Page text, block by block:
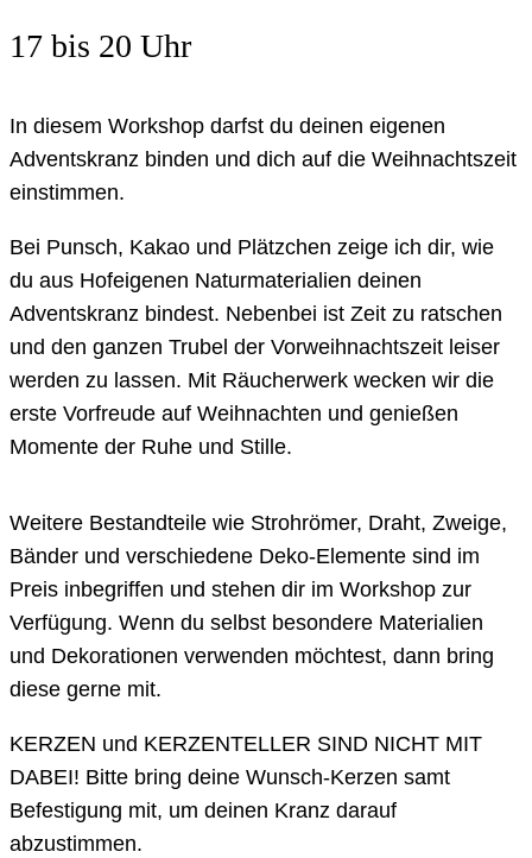
17 bis 20 Uhr
In diesem Workshop darfst du deinen eigenen
Adventskranz binden und dich auf die Weihnachtszeit
einstimmen.
Bei Punsch, Kakao und Plätzchen zeige ich dir, wie
du aus Hofeigenen Naturmaterialien deinen
Adventskranz bindest. Nebenbei ist Zeit zu ratschen
und den ganzen Trubel der Vorweihnachtszeit leiser
werden zu lassen. Mit Räucherwerk wecken wir die
erste Vorfreude auf Weihnachten und genießen
Momente der Ruhe und Stille.
Weitere Bestandteile wie Strohrömer, Draht, Zweige,
Bänder und verschiedene Deko-Elemente sind im
Preis inbegriffen und stehen dir im Workshop zur
Verfügung. Wenn du selbst besondere Materialien
und Dekorationen verwenden möchtest, dann bring
diese gerne mit.
KERZEN und KERZENTELLER SIND NICHT MIT
DABEI! Bitte bring deine Wunsch-Kerzen samt
Befestigung mit, um deinen Kranz darauf
abzustimmen.